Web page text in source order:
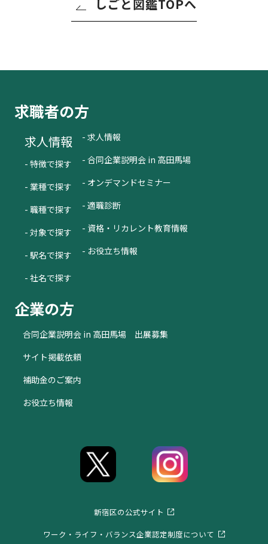
しごと図鑑TOPへ
求職者の方
求人情報
- 特徴で探す
- 業種で探す
- 職種で探す
- 対象で探す
- 駅名で探す
- 社名で探す
- 求人情報
- 合同企業説明会 in 高田馬場
- オンデマンドセミナー
- 適職診断
- 資格・リカレント教育情報
- お役立ち情報
企業の方
合同企業説明会 in 高田馬場 出展募集
サイト掲載依頼
補助金のご案内
お役立ち情報
新宿区の公式サイト
ワーク・ライフ・バランス企業認定制度について